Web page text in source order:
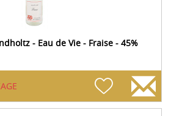
- Eau de Vie - Fraise - 45%